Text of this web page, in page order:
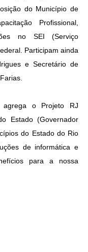
do Município de
Profissional,
no SEI (Serviço
Participam ainda
e Secretário de
o Projeto RJ
Estado (Governador
do Estado do Rio
de informática e
para a nossa